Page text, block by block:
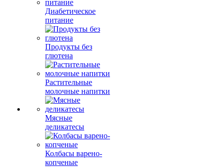
Диабетическое
питание
Продукты без
глютена
Растительные
молочные напитки
Мясные
деликатесы
Колбасы варено-
копченые